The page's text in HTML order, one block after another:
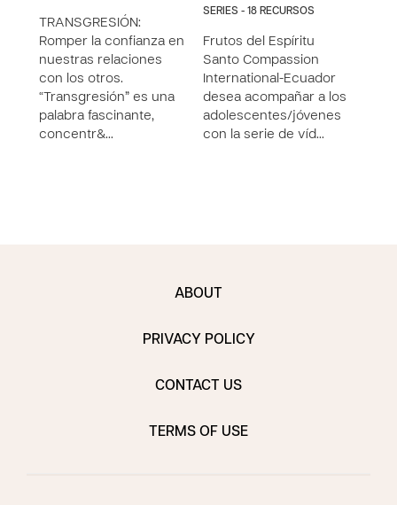
TRANSGRESIÓN:
Romper la confianza en
nuestras relaciones
con los otros.
“Transgresión” es una
palabra fascinante,
concentr&…
SERIES - 18 RECURSOS
Frutos del Espíritu
Santo Compassion
International-Ecuador
desea acompañar a los
adolescentes/jóvenes
con la serie de víd…
ABOUT
PRIVACY POLICY
CONTACT US
TERMS OF USE